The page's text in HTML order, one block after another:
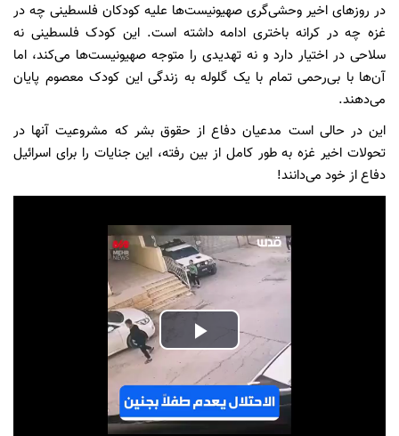
در روزهای اخیر وحشی‌گری صهیونیست‌ها علیه کودکان فلسطینی چه در
غزه چه در کرانه باختری ادامه داشته است. این کودک فلسطینی نه
سلاحی در اختیار دارد و نه تهدیدی را متوجه صهیونیست‌ها می‌کند، اما
آن‌ها با بی‌رحمی تمام با یک گلوله به زندگی این کودک معصوم پایان
می‌دهند.
این در حالی است مدعیان دفاع از حقوق بشر که مشروعیت آنها در
تحولات اخیر غزه به طور کامل از بین رفته، این جنایات را برای اسرائیل
دفاع از خود می‌دانند!
Play
Video